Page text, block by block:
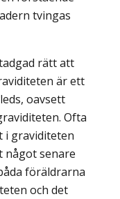
tvingas
rätt att
är ett
oavsett
Ofta
i graviditeten
något senare
föräldrarna
och det